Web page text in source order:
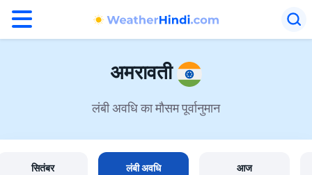
अमरावती
लंबी अवधि का मौसम पूर्वानुमान
सितंबर लंबी अवधि आज